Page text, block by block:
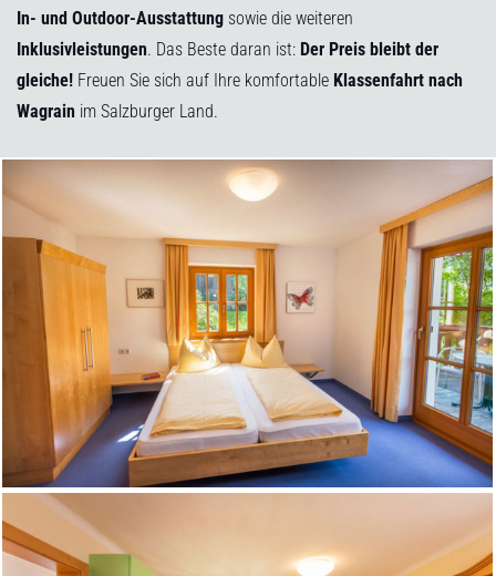
In- und Outdoor-Ausstattung sowie die weiteren
Inklusivleistungen. Das Beste daran ist: Der Preis bleibt der
gleiche! Freuen Sie sich auf Ihre komfortable Klassenfahrt nach
Wagrain im Salzburger Land.